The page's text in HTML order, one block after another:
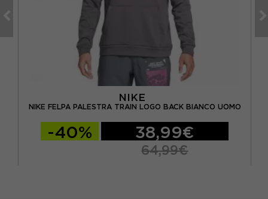
NIKE
NIKE FELPA PALESTRA TRAIN LOGO BACK BIANCO UOMO
-40% 38,99€
64,99€